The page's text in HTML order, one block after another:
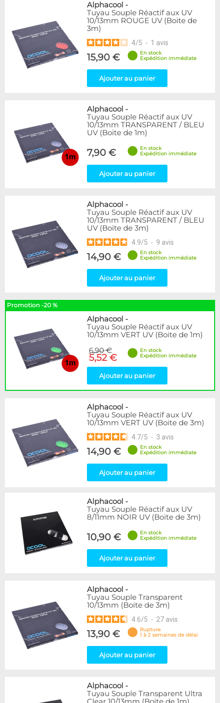
Alphacool -
Tuyau Souple Réactif aux UV
10/13mm ROUGE UV (Boite de
3m)
4/5 - 1 avis
15,90 €
En stock
Expédition immédiate
Ajouter au panier
Alphacool -
Tuyau Souple Réactif aux UV
10/13mm TRANSPARENT / BLEU
UV (Boite de 1m)
7,90 €
En stock
Expédition immédiate
Ajouter au panier
Alphacool -
Tuyau Souple Réactif aux UV
10/13mm TRANSPARENT / BLEU
UV (Boite de 3m)
4.9/5 - 9 avis
14,90 €
En stock
Expédition immédiate
Ajouter au panier
Promotion -20 %
Alphacool -
Tuyau Souple Réactif aux UV
10/13mm VERT UV (Boite de 1m)
6,90 €
5,52 €
En stock
Expédition immédiate
Ajouter au panier
Alphacool -
Tuyau Souple Réactif aux UV
10/13mm VERT UV (Boite de 3m)
4.7/5 - 3 avis
14,90 €
En stock
Expédition immédiate
Ajouter au panier
Alphacool -
Tuyau Souple Réactif aux UV
8/11mm NOIR UV (Boite de 3m)
10,90 €
En stock
Expédition immédiate
Ajouter au panier
Alphacool -
Tuyau Souple Transparent
10/13mm (Boite de 3m)
4.6/5 - 27 avis
13,90 €
Rupture
1 à 2 semaines de délai
Ajouter au panier
Alphacool -
Tuyau Souple Transparent Ultra